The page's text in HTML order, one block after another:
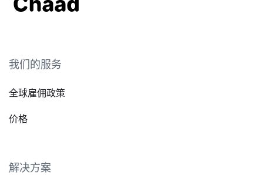
我们的服务
全球雇佣政策
价格
解决方案